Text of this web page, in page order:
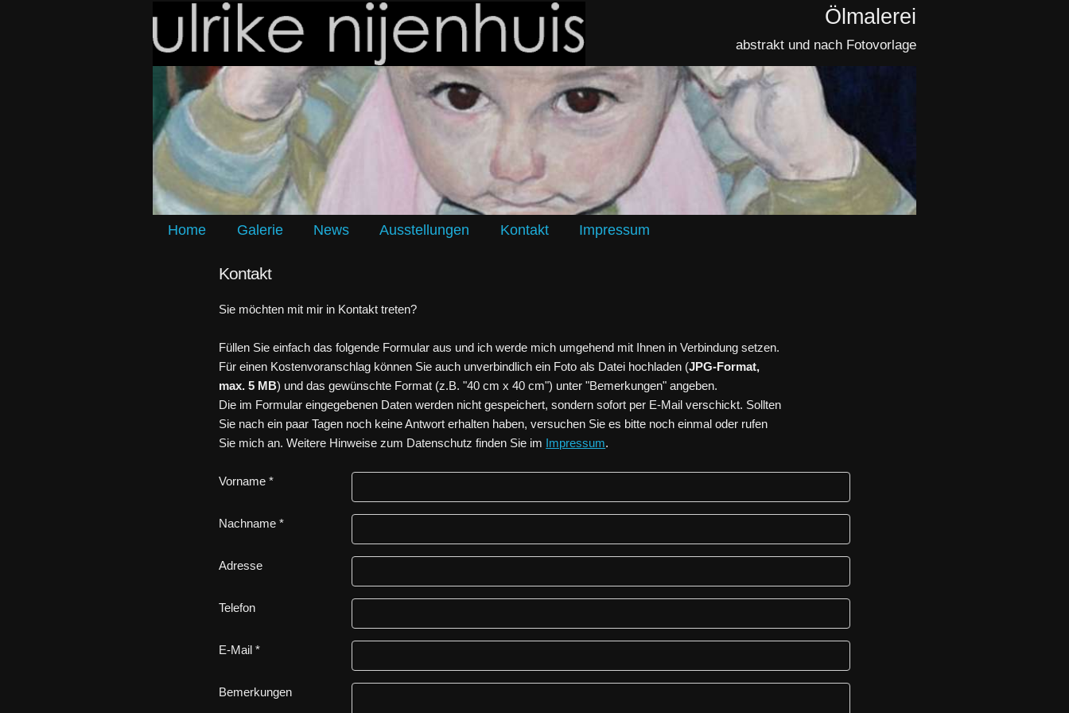
Ölmalerei
abstrakt und nach Fotovorlage
Home Galerie News Ausstellungen Kontakt Impressum
Kontakt
Sie möchten mit mir in Kontakt treten?
Füllen Sie einfach das folgende Formular aus und ich werde mich umgehend mit Ihnen in Verbindung setzen.
Für einen Kostenvoranschlag können Sie auch unverbindlich ein Foto als Datei hochladen (JPG-Format,
max. 5 MB) und das gewünschte Format (z.B. "40 cm x 40 cm") unter "Bemerkungen" angeben.
Die im Formular eingegebenen Daten werden nicht gespeichert, sondern sofort per E-Mail verschickt. Sollten
Sie nach ein paar Tagen noch keine Antwort erhalten haben, versuchen Sie es bitte noch einmal oder rufen
Sie mich an. Weitere Hinweise zum Datenschutz finden Sie im Impressum.
Vorname *
Nachname *
Adresse
Telefon
E-Mail *
Bemerkungen